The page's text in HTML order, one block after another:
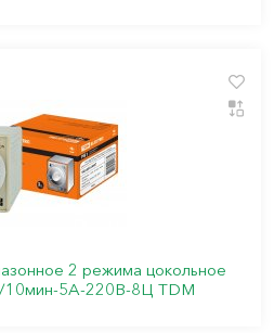
2 режима цокольное
5А-220В-8Ц TDM